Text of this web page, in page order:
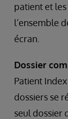
patient et
l’ensemble
écran.
Dossier
Patient
dossiers se
seul dossier